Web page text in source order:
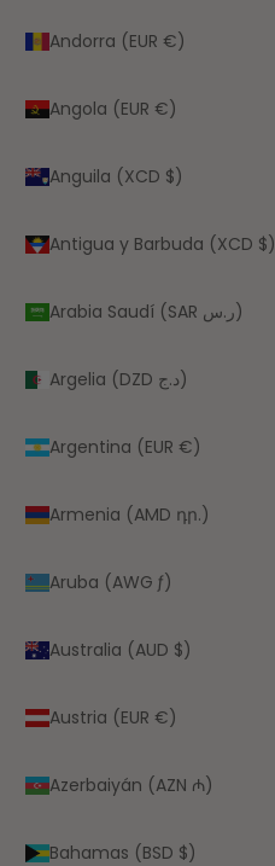
Andorra (EUR €)
Angola (EUR €)
Anguila (XCD $)
Antigua y Barbuda (XCD $)
Arabia Saudí (SAR ر.س)
Argelia (DZD د.ج)
Argentina (EUR €)
Armenia (AMD դր.)
Aruba (AWG ƒ)
Australia (AUD $)
Austria (EUR €)
Azerbaiyán (AZN ₼)
Bahamas (BSD $)